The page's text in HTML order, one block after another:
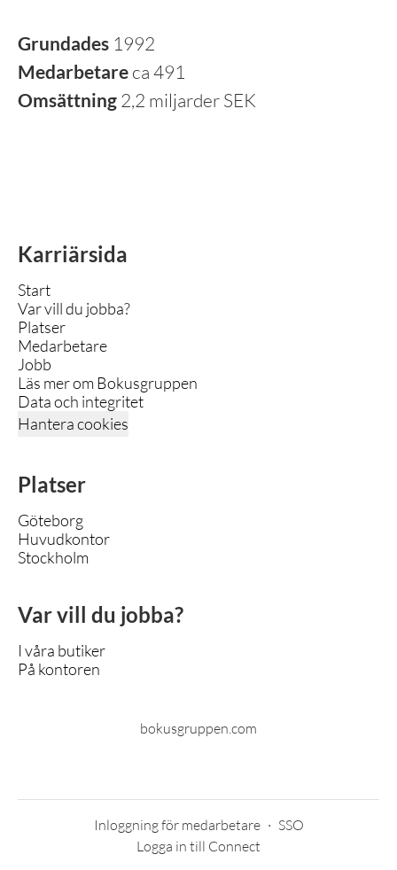
Grundades 1992
Medarbetare ca 491
Omsättning 2,2 miljarder SEK
Karriärsida
Start
Var vill du jobba?
Platser
Medarbetare
Jobb
Läs mer om Bokusgruppen
Data och integritet
Hantera cookies
Platser
Göteborg
Huvudkontor
Stockholm
Var vill du jobba?
I våra butiker
På kontoren
bokusgruppen.com
Inloggning för medarbetare · SSO
Logga in till Connect